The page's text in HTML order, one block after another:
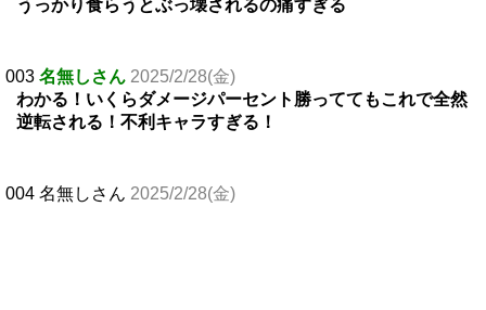
うっかり食らうとぶっ壊されるの痛すぎる
003 名無しさん 2025/2/28(金)
わかる！いくらダメージパーセント勝っててもこれで全然
逆転される！不利キャラすぎる！
004 名無しさん 2025/2/28(金)